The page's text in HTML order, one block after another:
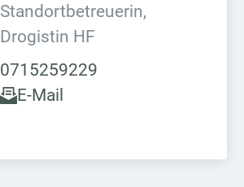
Standortbetreuerin,
Drogistin HF
0715259229
E-Mail